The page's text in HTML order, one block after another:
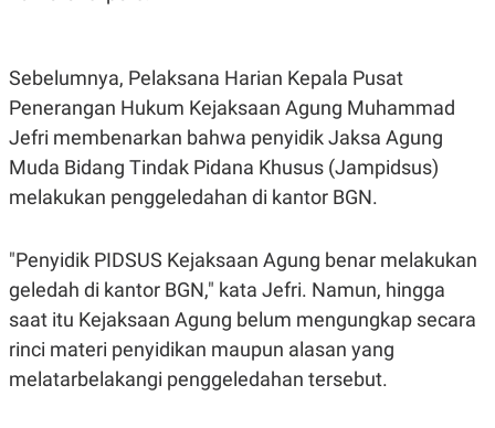
S
A
A
K
O
N
T
V
L
P
S
U
JARINGAN
K
O
P
R
Sebelumnya, Pelaksana Harian Kepala Pusat
Penerangan Hukum Kejaksaan Agung Muhammad
Jefri membenarkan bahwa penyidik Jaksa Agung
Muda Bidang Tindak Pidana Khusus (Jampidsus)
melakukan penggeledahan di kantor BGN.
"Penyidik PIDSUS Kejaksaan Agung benar melakukan
geledah di kantor BGN," kata Jefri. Namun, hingga
saat itu Kejaksaan Agung belum mengungkap secara
rinci materi penyidikan maupun alasan yang
melatarbelakangi penggeledahan tersebut.